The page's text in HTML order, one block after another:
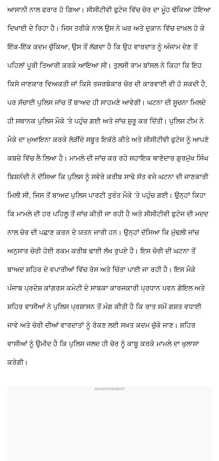
ਆਸਾਨੀ ਨਾਲ ਫਰਾਰ ਹੋ ਗਿਆ। ਸੀਸੀਟੀਵੀ ਫੁਟੇਜ ਵਿੱਚ ਚੋਰ ਦਾ ਮੂੰਹ ਢੱਕਿਆ ਹੋਇਆ
ਦਿਖਾਈ ਦੇ ਰਿਹਾ ਹੈ। ਜਿਸ ਤਰੀਕੇ ਨਾਲ ਉਸ ਨੇ ਘਰ ਅਤੇ ਦੁਕਾਨ ਵਿੱਚ ਦਾਖ਼ਲ ਹੋ ਕੇ
ਇੱਕ-ਇੱਕ ਕਦਮ ਚੁੱਕਿਆ, ਉਸ ਤੋਂ ਲੱਗਦਾ ਹੈ ਕਿ ਉਹ ਵਾਰਦਾਤ ਨੂੰ ਅੰਜਾਮ ਦੇਣ ਤੋਂ
ਪਹਿਲਾਂ ਪੂਰੀ ਤਿਆਰੀ ਕਰਕੇ ਆਇਆ ਸੀ। ਤੁਲਸੀ ਰਾਮ ਬਾਂਸਲ ਨੇ ਕਿਹਾ ਕਿ ਇਹ
ਕਿਸੇ ਜਾਣਕਾਰ ਵਿਅਕਤੀ ਜਾਂ ਕਿਸੇ ਤਜਰਬੇਕਾਰ ਚੋਰ ਦੀ ਕਾਰਵਾਈ ਵੀ ਹੋ ਸਕਦੀ ਹੈ,
ਪਰ ਸੱਚਾਈ ਪੁਲਿਸ ਜਾਂਚ ਤੋਂ ਬਾਅਦ ਹੀ ਸਾਹਮਣੇ ਆਵੇਗੀ। ਘਟਨਾ ਦੀ ਸੂਚਨਾ ਮਿਲਦੇ
ਹੀ ਸਥਾਨਕ ਪੁਲਿਸ ਮੌਕੇ ’ਤੇ ਪਹੁੰਚ ਗਈ ਅਤੇ ਜਾਂਚ ਸ਼ੁਰੂ ਕਰ ਦਿੱਤੀ। ਪੁਲਿਸ ਟੀਮ ਨੇ
ਮੌਕੇ ਦਾ ਮੁਆਇਨਾ ਕਰਕੇ ਲੋੜੀਂਦੇ ਸਬੂਤ ਇਕੱਠੇ ਕੀਤੇ ਅਤੇ ਸੀਸੀਟੀਵੀ ਫੁਟੇਜ ਨੂੰ ਆਪਣੇ
ਕਬਜ਼ੇ ਵਿੱਚ ਲੈ ਲਿਆ ਹੈ। ਮਾਮਲੇ ਦੀ ਜਾਂਚ ਕਰ ਰਹੇ ਸਹਾਇਕ ਥਾਣੇਦਾਰ ਗੁਰਮੁੱਖ ਸਿੰਘ
ਬਿਸ਼ਨੰਦੀ ਨੇ ਦੱਸਿਆ ਕਿ ਪੁਲਿਸ ਨੂੰ ਸਵੇਰੇ ਕਰੀਬ ਸਾਢੇ ਸੱਤ ਵਜੇ ਘਟਨਾ ਦੀ ਜਾਣਕਾਰੀ
ਮਿਲੀ ਸੀ, ਜਿਸ ਤੋਂ ਬਾਅਦ ਪੁਲਿਸ ਪਾਰਟੀ ਤੁਰੰਤ ਮੌਕੇ ’ਤੇ ਪਹੁੰਚ ਗਈ। ਉਨ੍ਹਾਂ ਕਿਹਾ
ਕਿ ਮਾਮਲੇ ਦੀ ਹਰ ਪਹਿਲੂ ਤੋਂ ਜਾਂਚ ਕੀਤੀ ਜਾ ਰਹੀ ਹੈ ਅਤੇ ਸੀਸੀਟੀਵੀ ਫੁਟੇਜ ਦੀ ਮਦਦ
ਨਾਲ ਚੋਰ ਦੀ ਪਛਾਣ ਕਰਨ ਦੇ ਯਤਨ ਜਾਰੀ ਹਨ। ਉਨ੍ਹਾਂ ਦੱਸਿਆ ਕਿ ਮੁੱਢਲੀ ਜਾਂਚ
ਅਨੁਸਾਰ ਚੋਰੀ ਹੋਈ ਰਕਮ ਕਰੀਬ ਢਾਈ ਲੱਖ ਰੁਪਏ ਹੈ। ਇਸ ਚੋਰੀ ਦੀ ਘਟਨਾ ਤੋਂ
ਬਾਅਦ ਸ਼ਹਿਰ ਦੇ ਵਪਾਰੀਆਂ ਵਿੱਚ ਰੋਸ ਅਤੇ ਚਿੰਤਾ ਪਾਈ ਜਾ ਰਹੀ ਹੈ। ਇਸ ਮੌਕੇ
ਪੰਜਾਬ ਪ੍ਰਦੇਸ਼ ਕਾਂਗਰਸ ਕਮੇਟੀ ਦੇ ਸਾਬਕਾ ਕਾਰਜਕਾਰੀ ਪ੍ਰਧਾਨ ਪਵਨ ਗੋਇਲ ਅਤੇ
ਸ਼ਹਿਰ ਵਾਸੀਆਂ ਨੇ ਪੁਲਿਸ ਪ੍ਰਸ਼ਾਸਨ ਤੋਂ ਮੰਗ ਕੀਤੀ ਹੈ ਕਿ ਰਾਤ ਸਮੇਂ ਗਸ਼ਤ ਵਧਾਈ
ਜਾਵੇ ਅਤੇ ਚੋਰੀ ਦੀਆਂ ਵਾਰਦਾਤਾਂ ਨੂੰ ਰੋਕਣ ਲਈ ਸਖ਼ਤ ਕਦਮ ਚੁੱਕੇ ਜਾਣ। ਸ਼ਹਿਰ
ਵਾਸੀਆਂ ਨੂੰ ਉਮੀਦ ਹੈ ਕਿ ਪੁਲਿਸ ਜਲਦ ਹੀ ਚੋਰ ਨੂੰ ਕਾਬੂ ਕਰਕੇ ਮਾਮਲੇ ਦਾ ਖੁਲਾਸਾ
ਕਰੇਗੀ।